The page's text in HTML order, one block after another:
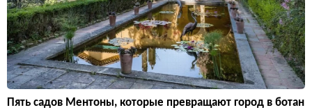
Пять садов Ментоны, которые превращают город в ботан